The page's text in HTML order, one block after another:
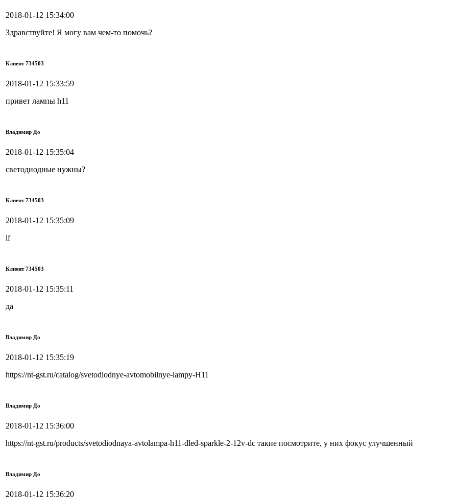
2018-01-12 15:34:00
Здравствуйте! Я могу вам чем-то помочь?
Клиент 734503
2018-01-12 15:33:59
привет лампы h11
Владимир До
2018-01-12 15:35:04
светодиодные нужны?
Клиент 734503
2018-01-12 15:35:09
lf
Клиент 734503
2018-01-12 15:35:11
да
Владимир До
2018-01-12 15:35:19
https://nt-gst.ru/catalog/svetodiodnye-avtomobilnye-lampy-H11
Владимир До
2018-01-12 15:36:00
https://nt-gst.ru/products/svetodiodnaya-avtolampa-h11-dled-sparkle-2-12v-dc такие посмотрите, у них фокус улучшенный
Владимир До
2018-01-12 15:36:20